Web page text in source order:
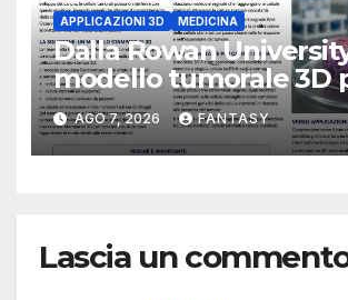
APPLICAZIONI 3D MEDICINA
Dalla Rowan
modello tumorale 3D
studiare il dialogo tra
e cellule staminali
AGO 7, 2026 FANTASY
Lascia un